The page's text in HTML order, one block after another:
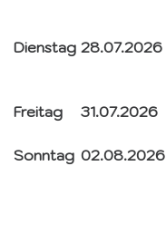
Dienstag 28.07.2026
Freitag
31.07.2026
Sonntag 02.08.2026